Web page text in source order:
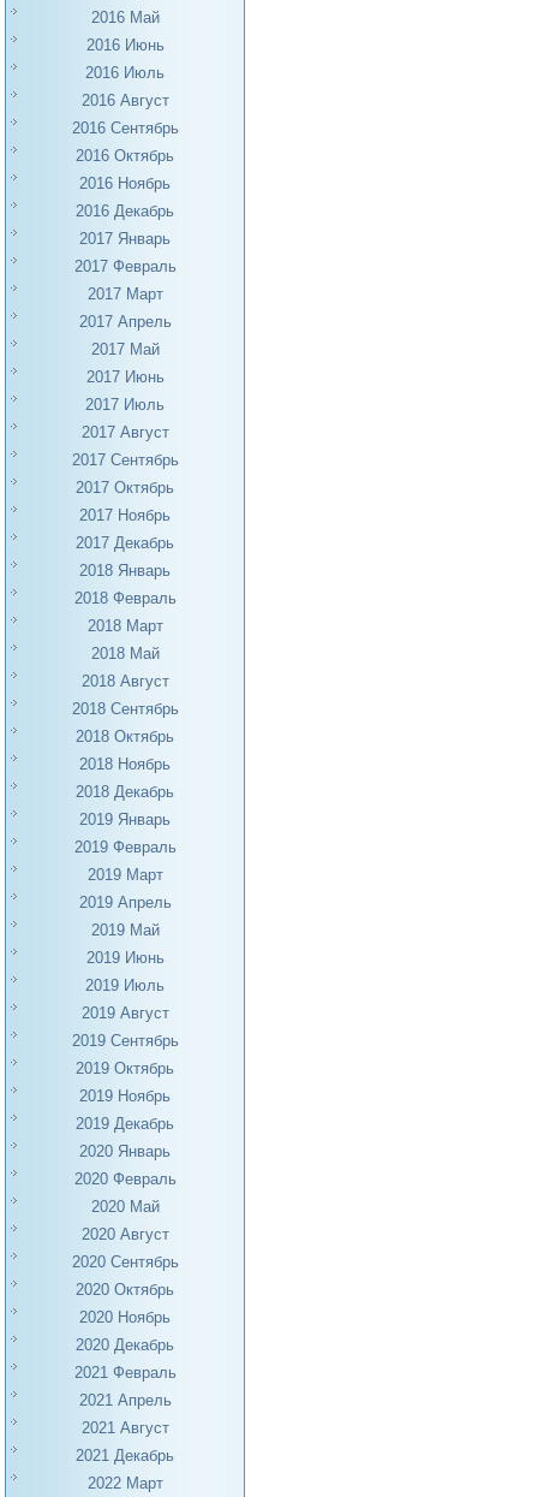
2016 Май
2016 Июнь
2016 Июль
2016 Август
2016 Сентябрь
2016 Октябрь
2016 Ноябрь
2016 Декабрь
2017 Январь
2017 Февраль
2017 Март
2017 Апрель
2017 Май
2017 Июнь
2017 Июль
2017 Август
2017 Сентябрь
2017 Октябрь
2017 Ноябрь
2017 Декабрь
2018 Январь
2018 Февраль
2018 Март
2018 Май
2018 Август
2018 Сентябрь
2018 Октябрь
2018 Ноябрь
2018 Декабрь
2019 Январь
2019 Февраль
2019 Март
2019 Апрель
2019 Май
2019 Июнь
2019 Июль
2019 Август
2019 Сентябрь
2019 Октябрь
2019 Ноябрь
2019 Декабрь
2020 Январь
2020 Февраль
2020 Май
2020 Август
2020 Сентябрь
2020 Октябрь
2020 Ноябрь
2020 Декабрь
2021 Февраль
2021 Апрель
2021 Август
2021 Декабрь
2022 Март